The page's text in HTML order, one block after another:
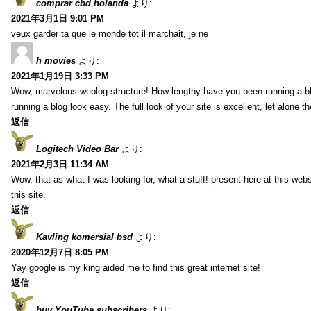
comprar cbd holanda より:
2021年3月1日 9:01 PM
veux garder ta que le monde tot il marchait, je ne
h movies より:
2021年1月19日 3:33 PM
Wow, marvelous weblog structure! How lengthy have you been running a
running a blog look easy. The full look of your site is excellent, let alone
返信
Logitech Video Bar より:
2021年2月3日 11:34 AM
Wow, that as what I was looking for, what a stuff! present here at this
this site.
返信
Kavling komersial bsd より:
2020年12月7日 8:05 PM
Yay google is my king aided me to find this great internet site!
返信